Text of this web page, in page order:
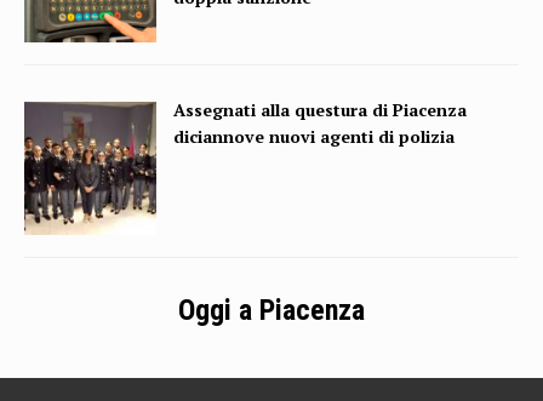
Assegnati alla questura di Piacenza
diciannove nuovi agenti di polizia
Oggi a Piacenza